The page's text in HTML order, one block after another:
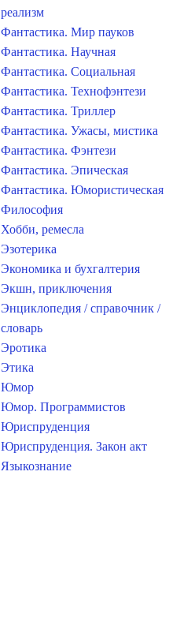
реализм
Фантастика. Мир пауков
Фантастика. Научная
Фантастика. Социальная
Фантастика. Технофэнтези
Фантастика. Триллер
Фантастика. Ужасы, мистика
Фантастика. Фэнтези
Фантастика. Эпическая
Фантастика. Юмористическая
Философия
Хобби, ремесла
Эзотерика
Экономика и бухгалтерия
Экшн, приключения
Энциклопедия / справочник /
словарь
Эротика
Этика
Юмор
Юмор. Программистов
Юриспруденция
Юриспруденция. Закон акт
Языкознание